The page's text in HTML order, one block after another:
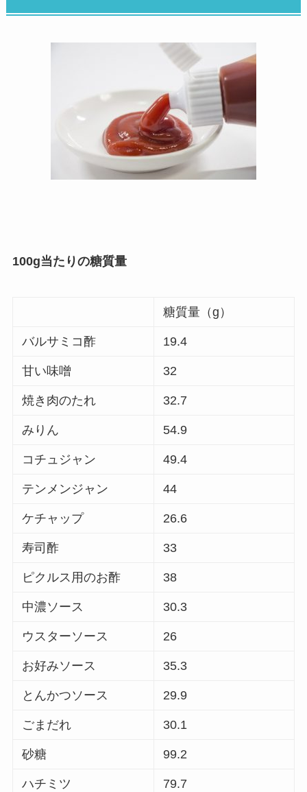
100g当たりの糖質量
糖質量（g）
バルサミコ酢 19.4
甘い味噌 32
焼き肉のたれ 32.7
みりん 54.9
コチュジャン 49.4
テンメンジャン 44
ケチャップ 26.6
寿司酢 33
ピクルス用のお酢 38
中濃ソース 30.3
ウスターソース 26
お好みソース 35.3
とんかつソース 29.9
ごまだれ 30.1
砂糖 99.2
ハチミツ 79.7